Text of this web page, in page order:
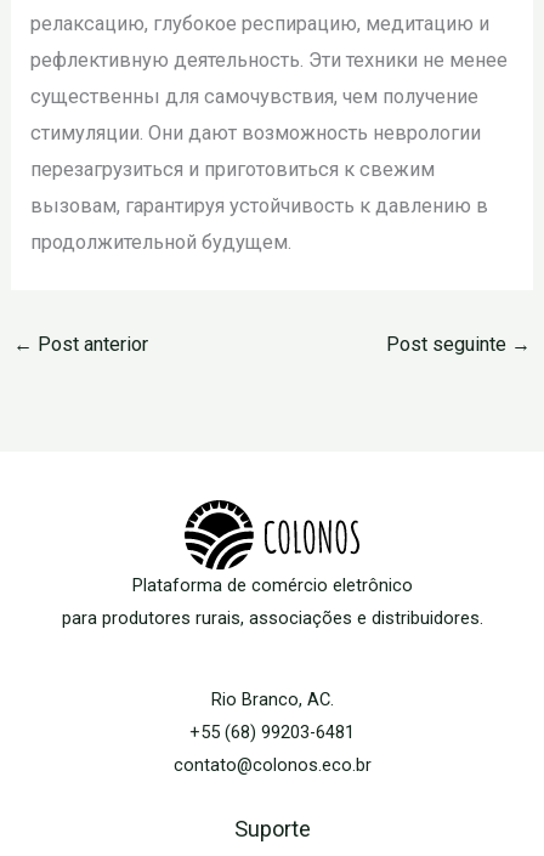
релаксацию, глубокое респирацию, медитацию и
рефлективную деятельность. Эти техники не менее
существенны для самочувствия, чем получение
стимуляции. Они дают возможность неврологии
перезагрузиться и приготовиться к свежим
вызовам, гарантируя устойчивость к давлению в
продолжительной будущем.
← Post anterior Post seguinte →
Plataforma de comércio eletrônico
para produtores rurais, associações e distribuidores.
Rio Branco, AC.
+55 (68) 99203-6481
contato@colonos.eco.br
Suporte